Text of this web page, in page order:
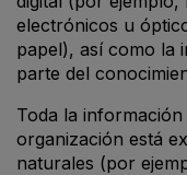
electrónicos u
papel), así como la
parte del
Toda la
organización está
naturales (por